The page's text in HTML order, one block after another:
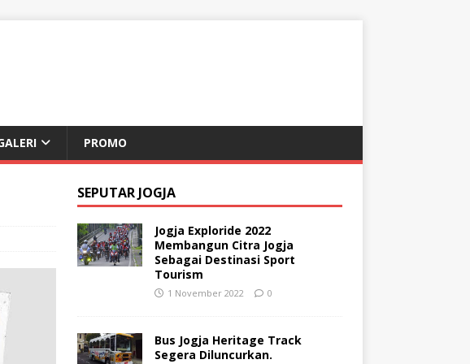
PROMO
SEPUTAR JOGJA
Jogja Exploride 2022
Membangun Citra Jogja
Sebagai Destinasi Sport
Tourism
1 November 2022 0
Bus Jogja Heritage Track
Segera Diluncurkan.